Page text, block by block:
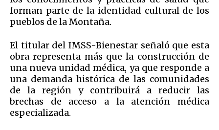
forman parte de la identidad cultural de los
pueblos de la Montaña.
El titular del IMSS-Bienestar señaló que esta
obra representa más que la construcción de
una nueva unidad médica, ya que responde a
una demanda histórica de las comunidades
de la región y contribuirá a reducir las
brechas de acceso a la atención médica
especializada.